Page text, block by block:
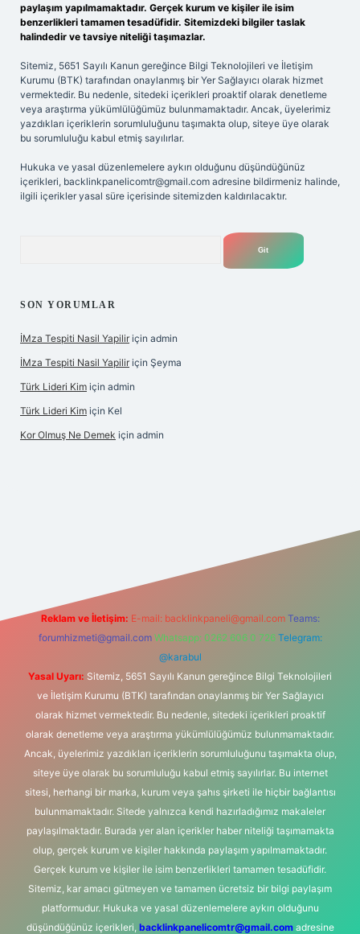
paylaşım yapılmamaktadır. Gerçek kurum ve kişiler ile isim
benzerlikleri tamamen tesadüfidir. Sitemizdeki bilgiler taslak
halindedir ve tavsiye niteliği taşımazlar.
Sitemiz, 5651 Sayılı Kanun gereğince Bilgi Teknolojileri ve İletişim
Kurumu (BTK) tarafından onaylanmış bir Yer Sağlayıcı olarak hizmet
vermektedir. Bu nedenle, sitedeki içerikleri proaktif olarak denetleme
veya araştırma yükümlülüğümüz bulunmamaktadır. Ancak, üyelerimiz
yazdıkları içeriklerin sorumluluğunu taşımakta olup, siteye üye olarak
bu sorumluluğu kabul etmiş sayılırlar.
Hukuka ve yasal düzenlemelere aykırı olduğunu düşündüğünüz
içerikleri, backlinkpanelicomtr@gmail.com adresine bildirmeniz halinde,
ilgili içerikler yasal süre içerisinde sitemizden kaldırılacaktır.
SON YORUMLAR
İMza Tespiti Nasil Yapilir için admin
İMza Tespiti Nasil Yapilir için Şeyma
Türk Lideri Kim için admin
Türk Lideri Kim için Kel
Kor Olmuş Ne Demek için admin
Reklam ve İletişim: E-mail: backlinkpaneli@gmail.com Teams:
forumhizmeti@gmail.com Whatsapp: 0262 606 0 726 Telegram:
@karabul
Yasal Uyarı: Sitemiz, 5651 Sayılı Kanun gereğince Bilgi Teknolojileri
ve İletişim Kurumu (BTK) tarafından onaylanmış bir Yer Sağlayıcı
olarak hizmet vermektedir. Bu nedenle, sitedeki içerikleri proaktif
olarak denetleme veya araştırma yükümlülüğümüz bulunmamaktadır.
Ancak, üyelerimiz yazdıkları içeriklerin sorumluluğunu taşımakta olup,
siteye üye olarak bu sorumluluğu kabul etmiş sayılırlar. Bu internet
sitesi, herhangi bir marka, kurum veya şahıs şirketi ile hiçbir bağlantısı
bulunmamaktadır. Sitede yalnızca kendi hazırladığımız makaleler
paylaşılmaktadır. Burada yer alan içerikler haber niteliği taşımamakta
olup, gerçek kurum ve kişiler hakkında paylaşım yapılmamaktadır.
Gerçek kurum ve kişiler ile isim benzerlikleri tamamen tesadüfidir.
Sitemiz, kar amacı gütmeyen ve tamamen ücretsiz bir bilgi paylaşım
platformudur. Hukuka ve yasal düzenlemelere aykırı olduğunu
düşündüğünüz içerikleri, backlinkpanelicomtr@gmail.comadresine